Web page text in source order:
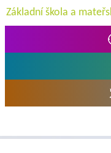
Základní škola a